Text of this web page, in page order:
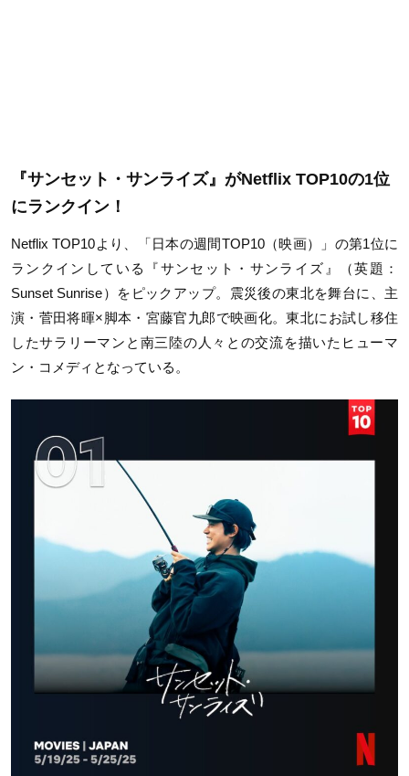
『サンセット・サンライズ』がNetflix TOP10の1位
にランクイン！
Netflix TOP10より、「日本の週間TOP10（映画）」の第1位に
ランクインしている『サンセット・サンライズ』（英題：
Sunset Sunrise）をピックアップ。震災後の東北を舞台に、主
演・菅田将暉×脚本・宮藤官九郎で映画化。東北にお試し移住
したサラリーマンと南三陸の人々との交流を描いたヒューマ
ン・コメディとなっている。